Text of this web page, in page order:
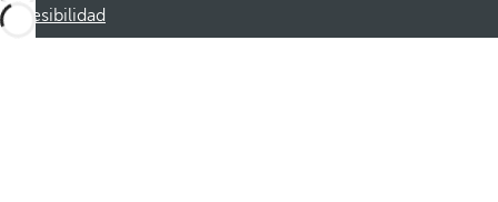
Accesibilidad